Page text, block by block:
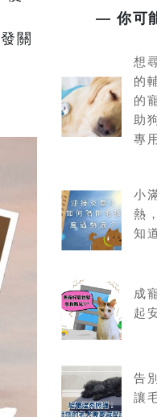
關
— 你可
想
的
的
助
專
小
熱
知
成
起
告
讓